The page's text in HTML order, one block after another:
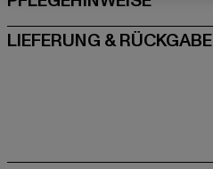
LIEFERUNG & RÜCKGABE